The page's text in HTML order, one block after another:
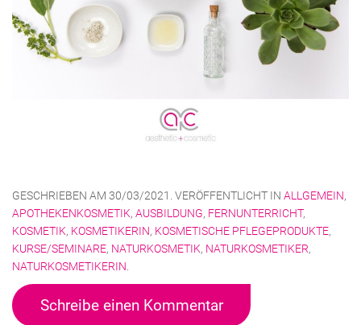
GESCHRIEBEN AM 30/03/2021 . VERÖFFENTLICHT IN ALLGEMEIN,
APOTHEKENKOSMETIK, AUSBILDUNG, FERNUNTERRICHT,
KOSMETIK, KOSMETIKERIN, KOSMETISCHE PFLEGEPRODUKTE,
KURSE/SEMINARE, NATURKOSMETIK, NATURKOSMETIKER,
NATURKOSMETIKERIN
Schreibe einen Kommentar